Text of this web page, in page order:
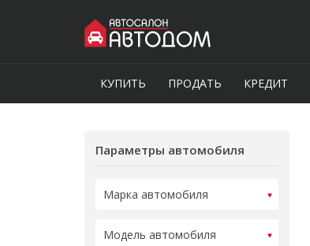
КУПИТЬ ПРОДАТЬ КРЕДИТ
Параметры автомобиля